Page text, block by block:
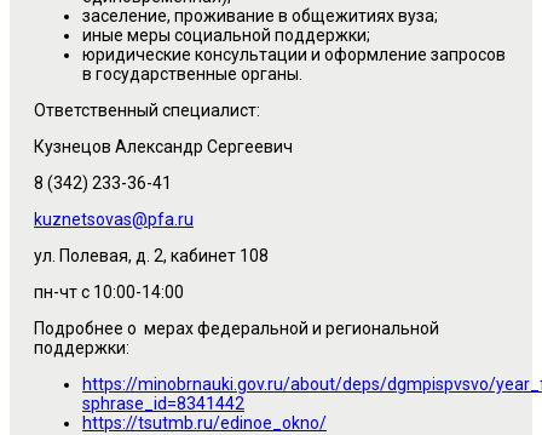
заселение, проживание в общежитиях вуза;
иные меры социальной поддержки;
юридические консультации и оформление запросов
в государственные органы.
Ответственный специалист:
Кузнецов Александр Сергеевич
8 (342) 233-36-41
kuznetsovas@pfa.ru
ул. Полевая, д. 2, кабинет 108
пн-чт с 10:00-14:00
Подробнее о мерах федеральной и региональной
поддержки:
https://minobrnauki.gov.ru/about/deps/dgmpispvsvo/
sphrase_id=8341442
https://tsutmb.ru/edinoe_okno/